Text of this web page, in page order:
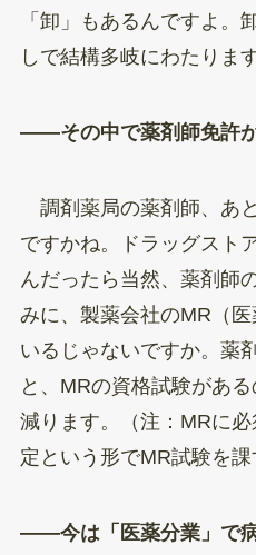
「卸」もあるんですよ。
しで結構多岐にわたります
——その中で薬剤師免許
調剤薬局の薬剤師、あ
ですかね。ドラッグスト
んだったら当然、薬剤師
みに、製薬会社のMR（医
いるじゃないですか。薬
と、MRの資格試験があ
減ります。（注：MRに
定という形でMR試験を課
——今は「医薬分業」で